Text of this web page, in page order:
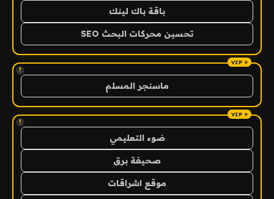
باقة باك لينك
تحسين محركات البحث SEO
!
ماسنجر المسلم
!
ضوء التعليمي
صحيفة برق
موقع اشراقات